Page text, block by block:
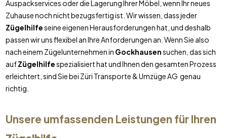
Auspackservices oder die Lagerung Ihrer Möbel, wenn Ihr neues
Zuhause noch nicht bezugsfertig ist. Wir wissen, dass jeder
Zügelhilfeseine eigenen Herausforderungen hat, und deshalb
passen wir uns flexibel an Ihre Anforderungen an. Wenn Sie also
nach einem Zügelunternehmen in Gockhausensuchen, das sich
aufZügelhilfespezialisiert hat und Ihnen den gesamten Prozess
erleichtert, sind Sie bei Züri Transporte & Umzüge AG genau
richtig.
Unsere umfassenden Leistungen für Ihren